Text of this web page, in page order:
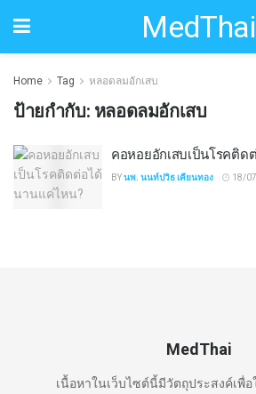
MedThai
Home Tag หลอดลมอักเสบ
ป้ายกำกับ: หลอดลมอักเสบ
คอหอยอักเสบเป็นโรคติ
BYนพ. นนท์ปวิธ เคียนทอง 18/
MedThai
เนื้อหาในเว็บไซต์นี้มีวัตถุประสงค์เพื่